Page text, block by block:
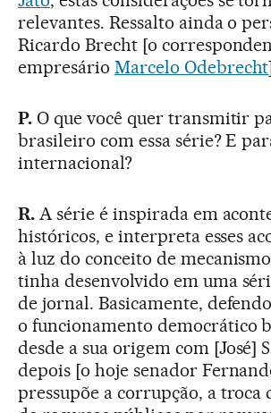
relevantes. Ressalto ainda o
Ricardo Brecht [o
empresário Marcelo Odebrecht
P.O que você quer transmitir
brasileiro com essa série? E
internacional?
R.A série é inspirada em
históricos, e interpreta esses
à luz do conceito de
tinha desenvolvido em uma
de jornal. Basicamente,
o funcionamento democrático
desde a sua origem com [José]
depois [o hoje senador
pressupõe a corrupção, a troca